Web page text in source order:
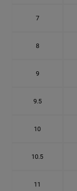
7
8
9
9.5
10
10.5
11